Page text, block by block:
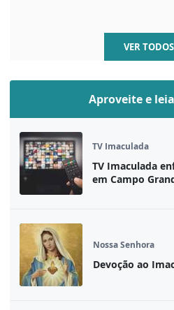
VER TODOS
Aproveite e
TV Imaculada
TV Imaculada
em Campo
Nossa Senhora
Devoção ao